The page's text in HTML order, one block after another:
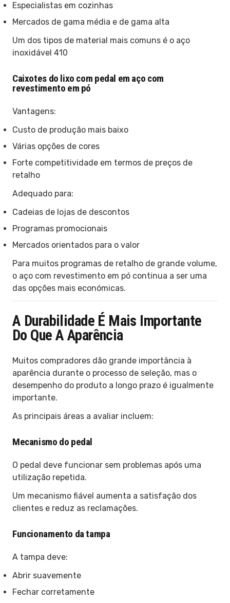
Especialistas em cozinhas
Mercados de gama média e de gama alta
Um dos tipos de material mais comuns é o aço
inoxidável 410
Caixotes do lixo com pedal em aço com
revestimento em pó
Vantagens:
Custo de produção mais baixo
Várias opções de cores
Forte competitividade em termos de preços de
retalho
Adequado para:
Cadeias de lojas de descontos
Programas promocionais
Mercados orientados para o valor
Para muitos programas de retalho de grande volume,
o aço com revestimento em pó continua a ser uma
das opções mais económicas.
A Durabilidade É Mais Importante
Do Que A Aparência
Muitos compradores dão grande importância à
aparência durante o processo de seleção, mas o
desempenho do produto a longo prazo é igualmente
importante.
As principais áreas a avaliar incluem:
Mecanismo do pedal
O pedal deve funcionar sem problemas após uma
utilização repetida.
Um mecanismo fiável aumenta a satisfação dos
clientes e reduz as reclamações.
Funcionamento da tampa
A tampa deve:
Abrir suavemente
Fechar corretamente